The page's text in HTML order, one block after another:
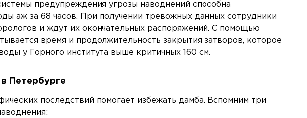
предупреждения угрозы наводнений способна
аж за 68 часов. При получении тревожных данных сотрудники
и ждут их окончательных распоряжений. С помощью
время и продолжительность закрытия затворов, которое
у Горного института выше критичных 160 см.
Петербурге
последствий помогает избежать дамба. Вспомним три